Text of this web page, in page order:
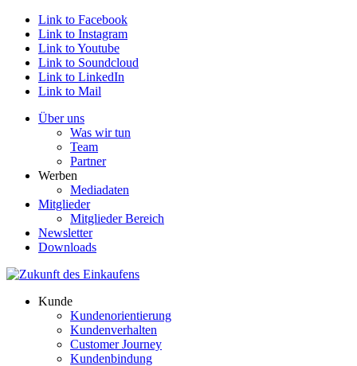
Link to Facebook
Link to Instagram
Link to Youtube
Link to Soundcloud
Link to LinkedIn
Link to Mail
Über uns
Was wir tun
Team
Partner
Werben
Mediadaten
Mitglieder
Mitglieder Bereich
Newsletter
Downloads
Kunde
Kundenorientierung
Kundenverhalten
Customer Journey
Kundenbindung